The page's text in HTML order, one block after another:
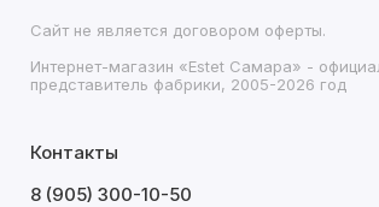
Сайт не является договором оферты.
Интернет-магазин «Estet Самара» -
представитель фабрики, 2005-2026 год
Контакты
8 (905) 300-10-50